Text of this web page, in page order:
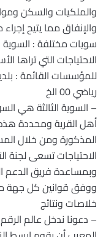
والملكيات والسكن
والإنفاق مما يتيح
سويات مختلفة : السوية
الاحتياجات التي تراها
للمؤسسات القائمة :
رياضي 00 الخ
– السوية الثالثة هي
أهل القرية ومحددة
الاحتياجات تسعى لجنة
وبمساعدة فريق الدعم
ووفق قوانين كل جهة
خلاصات ونتائج
– دعونا ندخل عالم